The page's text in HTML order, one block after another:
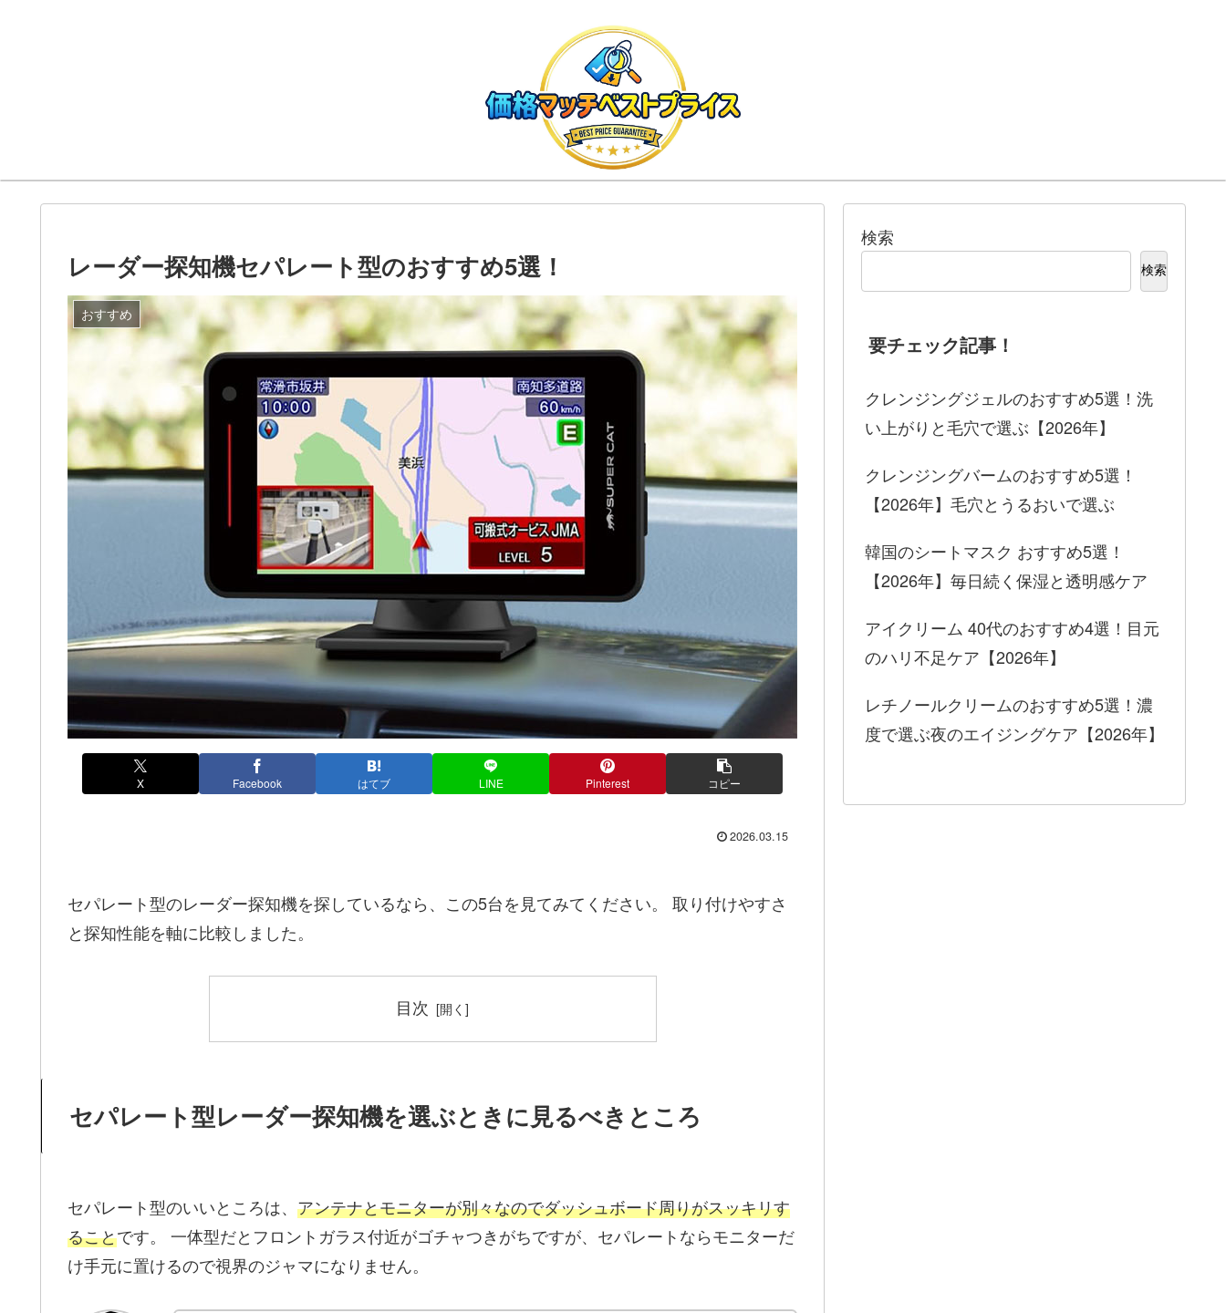
レーダー探知機セパレート型のおすすめ5選！
おすすめ
X Facebook はてブ LINE Pinterest コピー
2026.03.15
セパレート型のレーダー探知機を探しているなら、この5台を見てみてください。 取り付けやすさ
と探知性能を軸に比較しました。
目次
セパレート型レーダー探知機を選ぶときに見るべきところ
セパレート型のいいところは、 アンテナとモニターが別々なのでダッシュボード周りがスッキリす
ることです。 一体型だとフロントガラス付近がゴチャつきがちですが、セパレートならモニターだ
け手元に置けるので視界のジャマになりません。
検索
検索
要チェック記事！
クレンジングジェルのおすすめ5選！洗
い上がりと毛穴で選ぶ【2026年】
クレンジングバームのおすすめ5選！
【2026年】毛穴とうるおいで選ぶ
韓国のシートマスク おすすめ5選！
【2026年】毎日続く保湿と透明感ケア
アイクリーム 40代のおすすめ4選！目元
のハリ不足ケア【2026年】
レチノールクリームのおすすめ5選！濃
度で選ぶ夜のエイジングケア【2026年】